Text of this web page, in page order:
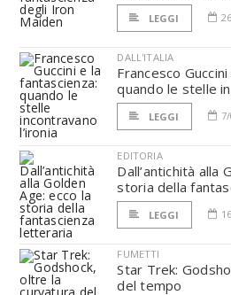
LEGGI
DALL'ITALIA
Francesco
quando le stelle
LEGGI
EDITORIA
Dall’antichità alla
storia della
LEGGI
FUMETTI
Star Trek:
del tempo